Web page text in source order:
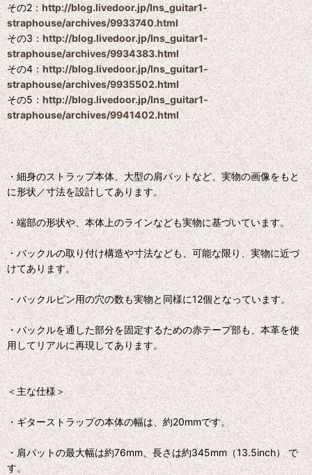
その2：http://blog.livedoor.jp/lns_guitar1-
straphouse/archives/9933740.html
その3：http://blog.livedoor.jp/lns_guitar1-
straphouse/archives/9934383.html
その4：http://blog.livedoor.jp/lns_guitar1-
straphouse/archives/9935502.html
その5：http://blog.livedoor.jp/lns_guitar1-
straphouse/archives/9941402.html
・細身のストラップ本体、大型の肩パットなど、実物の画像をもと
に形状／寸法を設計してあります。
・端部の形状や、本体上のラインなども実物に基づいています。
・バックルの取り付け構造や寸法なども、可能な限り、実物に近づ
けてあります。
・バックルピン用の穴の数も実物と同様に12個となっています。
・バックルを通した部分を固定するための赤テープ部も、本革を使
用してリアルに再現してあります。
＜主な仕様＞
・ギターストラップの本体の幅は、約20mmです。
・肩パットの最大幅は約76mm、長さは約345mm（13.5inch） で
す。